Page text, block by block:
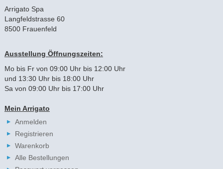
Arrigato Spa
Langfeldstrasse 60
8500 Frauenfeld
Ausstellung Öffnungszeiten:
Mo bis Fr von 09:00 Uhr bis 12:00 Uhr
und 13:30 Uhr bis 18:00 Uhr
Sa von 09:00 Uhr bis 17:00 Uhr
Mein Arrigato
Anmelden
Registrieren
Warenkorb
Alle Bestellungen